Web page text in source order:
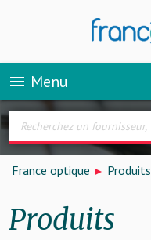
menu Menu
France optique Produits
Produits